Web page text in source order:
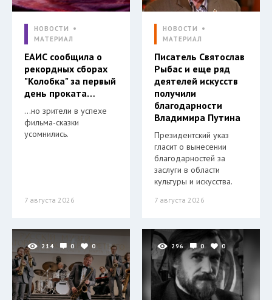
НОВОСТИ
МАТЕРИАЛ
ЕАИС сообщила о
рекордных сборах
"Колобка" за первый
день проката…
…но зрители в успехе
фильма-сказки
усомнились.
7 августа 2026
НОВОСТИ
МАТЕРИАЛ
Писатель Святослав
Рыбас и еще ряд
деятелей искусств
получили
благодарности
Владимира Путина
Президентский указ
гласит о вынесении
благодарностей за
заслуги в области
культуры и искусства.
7 августа 2026
214 0 0 296 0 0